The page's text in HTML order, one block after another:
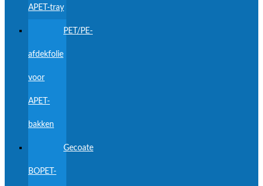
APET-tray
PET/PE-
afdekfolie
voor
APET-
bakken
Gecoate
BOPET-